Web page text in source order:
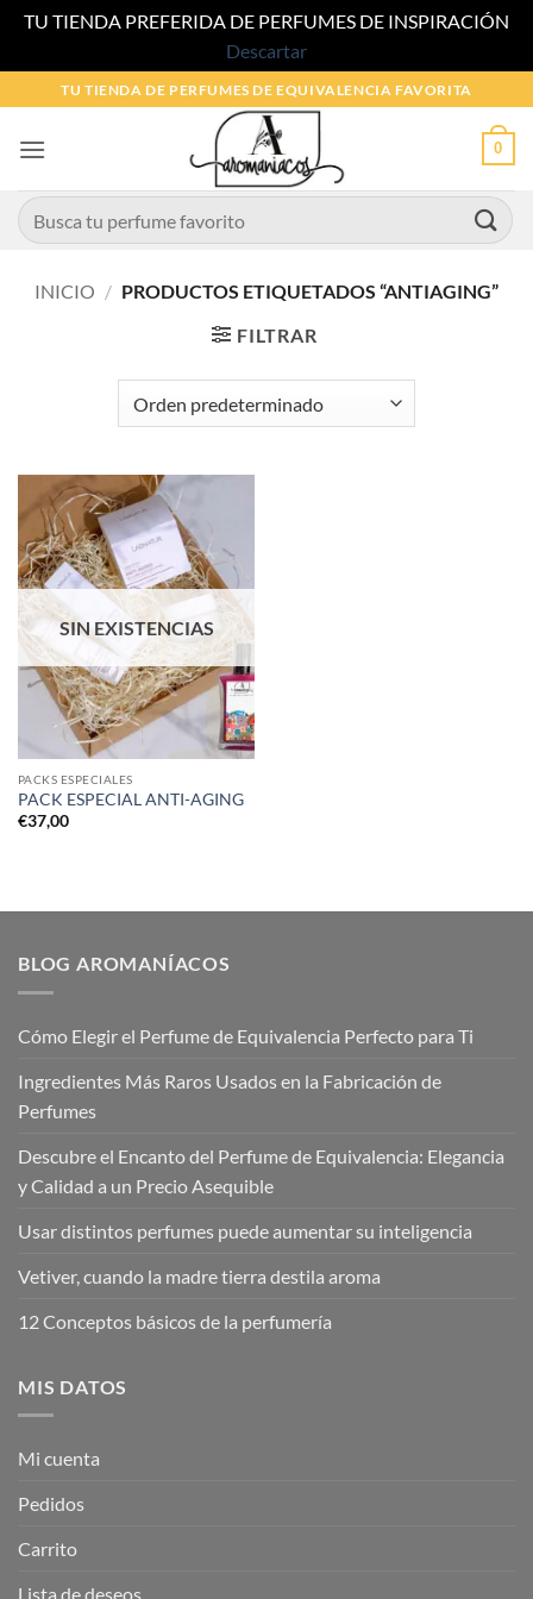
TU TIENDA PREFERIDA DE PERFUMES DE INSPIRACIÓN
Descartar
al
contenido
TU TIENDA DE PERFUMES DE EQUIVALENCIA FAVORITA
0
Buscar
por:
INICIO / PRODUCTOS ETIQUETADOS “ANTIAGING”
FILTRAR
SIN EXISTENCIAS
PACKS ESPECIALES
PACK ESPECIAL ANTI-AGING
€37,00
BLOG AROMANÍACOS
Cómo Elegir el Perfume de Equivalencia Perfecto para Ti
Ingredientes Más Raros Usados en la Fabricación de
Perfumes
Descubre el Encanto del Perfume de Equivalencia: Elegancia
y Calidad a un Precio Asequible
Usar distintos perfumes puede aumentar su inteligencia
Vetiver, cuando la madre tierra destila aroma
12 Conceptos básicos de la perfumería
MIS DATOS
Mi cuenta
Pedidos
Carrito
Lista de deseos